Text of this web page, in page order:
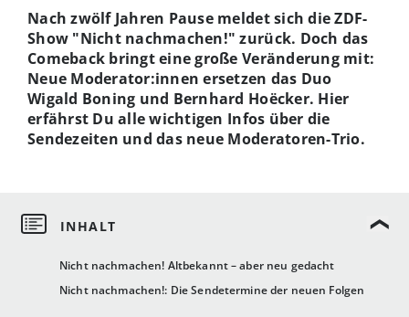
Nicht nachmachen! Altbekannt – aber neu gedacht
Nicht nachmachen!: Die Sendetermine der neuen Folgen
Nach zwölf Jahren Pause meldet sich die ZDF-
Show "Nicht nachmachen!" zurück. Doch das
Comeback bringt eine große Veränderung mit:
Neue Moderator:innen ersetzen das Duo
Wigald Boning und Bernhard Hoëcker. Hier
erfährst Du alle wichtigen Infos über die
Sendezeiten und das neue Moderatoren-Trio.